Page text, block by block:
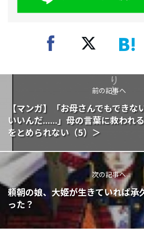
前の記事へ
【マンガ】「お母さんでもできな
いいんだ......」母の言葉に救われ
をとめられない（5）＞
次の記事へ
頼朝の娘、大姫が生きていれば承
った？